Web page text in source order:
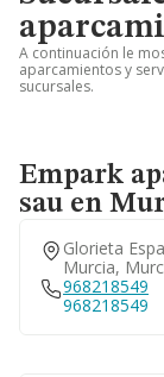
A continuación le
aparcamientos y
sucursales.
Empark
sau en
Glorieta
Murcia,
968218549
968218549